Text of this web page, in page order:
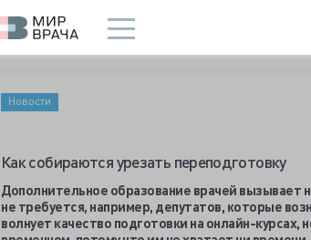
Новости
Как собираются урезать переподготовку
Дополнительное образование врачей вызывает
не требуется, например, депутатов, которые
волнует качество подготовки на онлайн-курсах,